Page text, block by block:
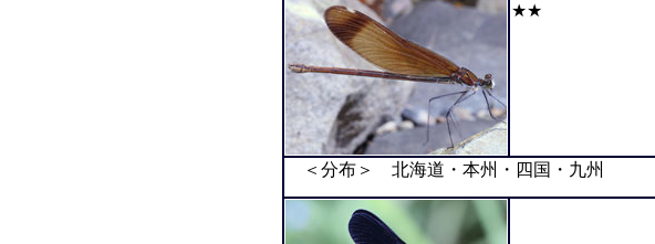
★★
＜分布＞ 北海道・本州・四国・九州